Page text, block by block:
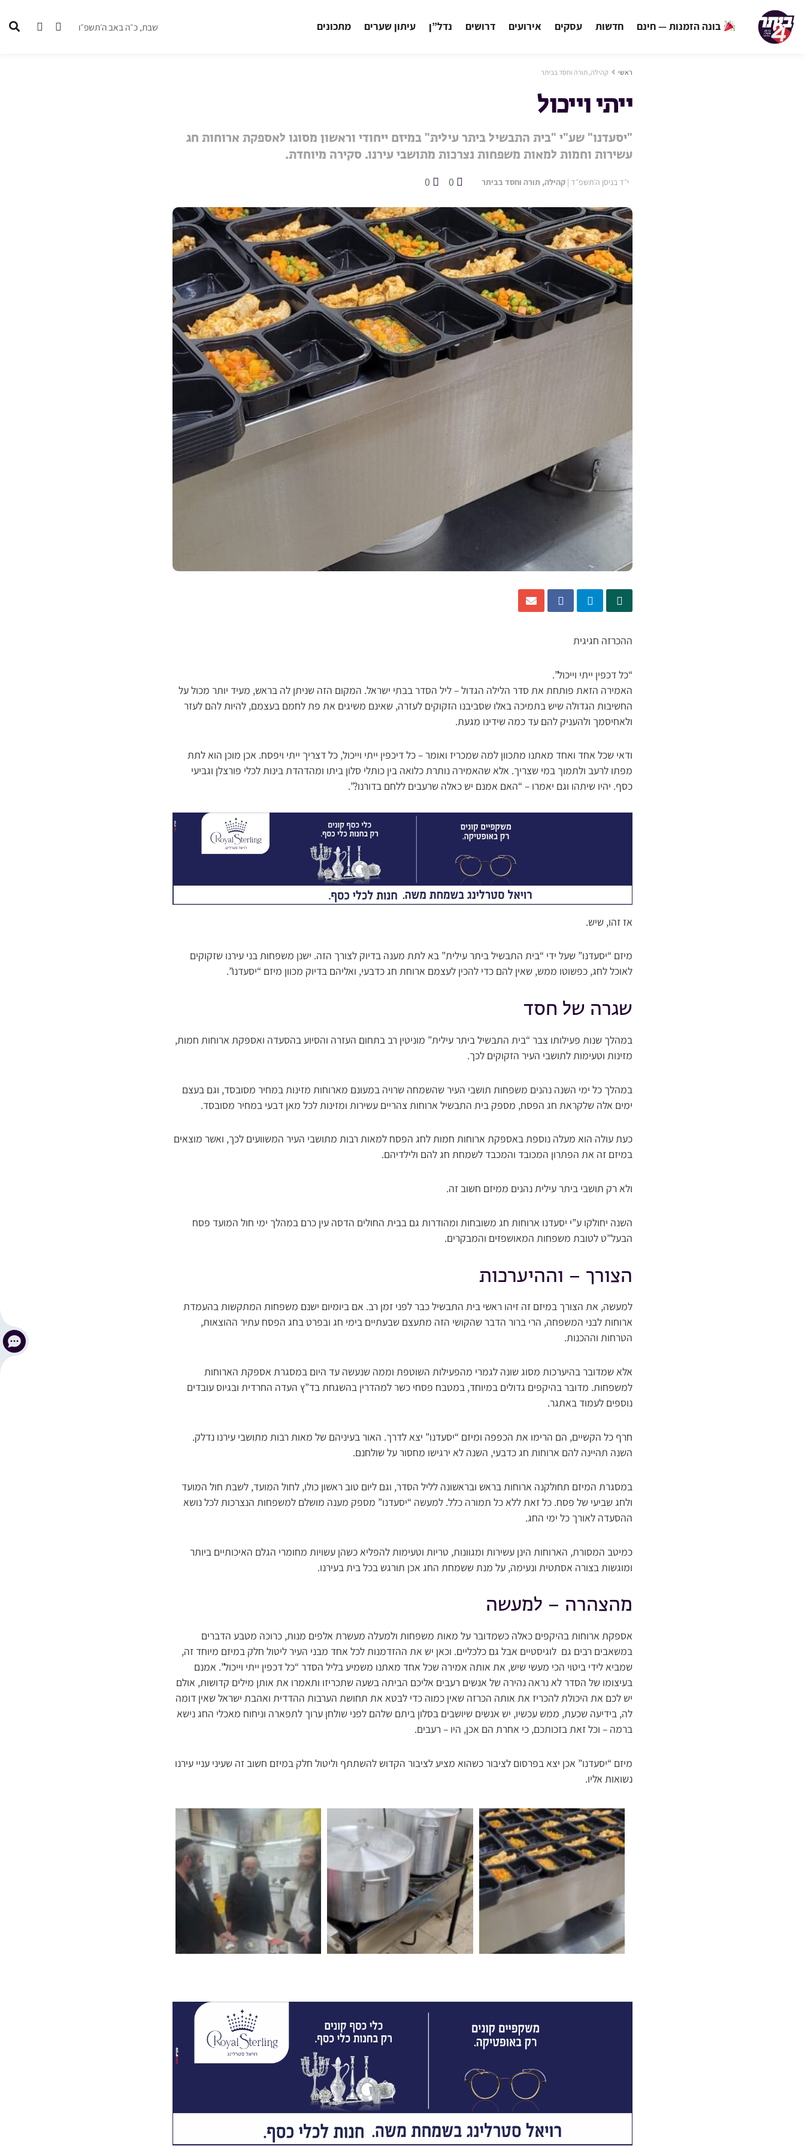
בונה הזמנות — חינם חדשות עסקים אירועים דרושים נדל”ן עיתון שערים מתכונים שבת, כ״ה באב ה׳תשפ״ו
ראשי קהילה, תורה וחסד בביתר
ייתי וייכול
"יסעדנו" שע"י "בית התבשיל ביתר עילית" במיזם ייחודי וראשון מסוגו לאספקת ארוחות חג
עשירות וחמות למאות משפחות נצרכות מתושבי עירנו. סקירה מיוחדת.
י״ד בניסן ה׳תשפ״ד | קהילה, תורה וחסד בביתר 0
0
ההכרזה חגיגית
“כל דכפין ייתי וייכול”.
האמירה הזאת פותחת את סדר הלילה הגדול – ליל הסדר בבתי ישראל. המקום הזה שניתן לה בראש, מעיד יותר מכול על
החשיבות הגדולה שיש בתמיכה באלו שסביבנו הזקוקים לעזרה, שאינם משיגים את פת לחמם בעצמם, להיות להם לעזר
ולאחיסמך ולהעניק להם עד כמה שידינו מגעת.
ודאי שכל אחד ואחד מאתנו מתכוון למה שמכריז ואומר – כל דיכפין ייתי וייכול, כל דצריך ייתי ויפסח. אכן מוכן הוא לתת
מפתו לרעב ולתמוך במי שצריך. אלא שהאמירה נותרת כלואה בין כותלי סלון ביתו ומהדהדת בינות לכלי פורצלן וגביעי
כסף. יהיו שיתהו וגם יאמרו – “האם אמנם יש כאלה שרעבים ללחם בדורנו?”.
אז זהו, שיש.
מיזם “יסעדנו” שעל ידי “בית התבשיל ביתר עילית” בא לתת מענה בדיוק לצורך הזה. ישנן משפחות בני עירנו שזקוקים
לאוכל לחג, כפשוטו ממש, שאין להם כדי להכין לעצמם ארוחת חג כדבעי, ואליהם בדיוק מכוון מיזם “יסעדנו”.
שגרה של חסד
במהלך שנות פעילותו צבר “בית התבשיל ביתר עילית” מוניטין רב בתחום העזרה והסיוע בהסעדה ואספקת ארוחות חמות,
מזינות וטעימות לתושבי העיר הזקוקים לכך.
במהלך כל ימי השנה נהנים משפחות תושבי העיר שהשמחה שרויה במעונם מארוחות מזינות במחיר מסובסד, וגם בעצם
ימים אלה שלקראת חג הפסח, מספק בית התבשיל ארוחות צהריים עשירות ומזינות לכל מאן דבעי במחיר מסובסד.
כעת עולה הוא מעלה נוספת באספקת ארוחות חמות לחג הפסח למאות רבות מתושבי העיר המשוועים לכך, ואשר מוצאים
במיזם זה את הפתרון המכובד והמכבד לשמחת חג להם ולילדיהם.
ולא רק תושבי ביתר עילית נהנים ממיזם חשוב זה.
השנה יחולקו ע”י יסעדנו ארוחות חג משובחות ומהודרות גם בבית החולים הדסה עין כרם במהלך ימי חול המועד פסח
הבעל”ט לטובת משפחות המאושפזים והמבקרים.
הצורך – וההיערכות
למעשה, את הצורך במיזם זה זיהו ראשי בית התבשיל כבר לפני זמן רב. אם ביומיום ישנם משפחות המתקשות בהעמדת
ארוחות לבני המשפחה, הרי ברור הדבר שהקושי הזה מתעצם שבעתיים בימי חג ובפרט בחג הפסח עתיר ההוצאות,
הטרחות וההכנות.
אלא שמדובר בהיערכות מסוג שונה לגמרי מהפעילות השוטפת וממה שנעשה עד היום במסגרת אספקת הארוחות
למשפחות. מדובר בהיקפים גדולים במיוחד, במטבח פסחי כשר למהדרין בהשגחת בד”ץ העדה החרדית ובגיוס עובדים
נוספים לעמוד באתגר.
חרף כל הקשיים, הם הרימו את הכפפה ומיזם “יסעדנו” יצא לדרך. האור בעיניהם של מאות רבות מתושבי עירנו נדלק.
השנה תהיינה להם ארוחות חג כדבעי, השנה לא ירגישו מחסור על שולחנם.
במסגרת המיזם תחולקנה ארוחות בראש ובראשונה לליל הסדר, וגם ליום טוב ראשון כולו, לחול המועד, לשבת חול המועד
ולחג שביעי של פסח. כל זאת ללא כל תמורה כלל. למעשה “יסעדנו” מספק מענה מושלם למשפחות הנצרכות לכל נושא
ההסעדה לאורך כל ימי החג.
כמיטב המסורת, הארוחות הינן עשירות ומגוונות, טריות וטעימות להפליא כשהן עשויות מחומרי הגלם האיכותיים ביותר
ומוגשות בצורה אסתטית ונעימה, על מנת ששמחת החג אכן תורגש בכל בית בעירנו.
מהצהרה – למעשה
אספקת ארוחות בהיקפים כאלה כשמדובר על מאות משפחות ולמעלה מעשרת אלפים מנות, כרוכה מטבע הדברים
במשאבים רבים גם לוגיסטיים אבל גם כלכליים. וכאן יש את ההזדמנות לכל אחד מבני העיר ליטול חלק במיזם מיוחד זה,
שמביא לידי ביטוי הכי מעשי שיש, את אותה אמירה שכל אחד מאתנו משמיע בליל הסדר “כל דכפין ייתי וייכול”. אמנם
בעיצומו של הסדר לא נראה נהירה של אנשים רעבים אליכם הביתה בשעה שתכריזו ותאמרו את אותן מילים קדושות, אולם
יש לכם את היכולת להכריז את אותה הכרזה שאין כמוה כדי לבטא את תחושת הערבות ההדדית ואהבת ישראל שאין דומה
לה, בידיעה שכעת, ממש עכשיו, יש אנשים שיושבים בסלון ביתם שלהם לפני שולחן ערוך לתפארה וניחוח מאכלי החג נישא
ברמה – וכל זאת בזכותכם, כי אחרת הם אכן, היו – רעבים.
מיזם “יסעדנו” אכן יצא בפרסום לציבור כשהוא מציע לציבור הקדוש להשתתף וליטול חלק במיזם חשוב זה שעיני עניי עירנו
נשואות אליו.